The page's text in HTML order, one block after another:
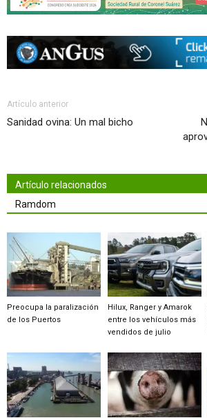
Artículo anterior
Sanidad ovina: Un mal bicho
Artículo relacionados
Ramdom
Preocupa la paralización
de los Puertos
Hilux, Ranger y Amarok
entre los vehículos más
vendidos de julio